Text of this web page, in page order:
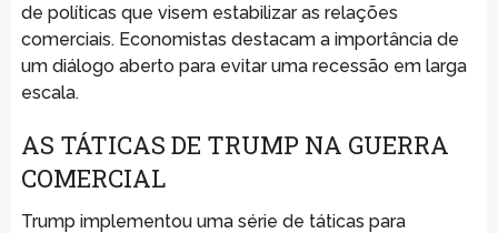
de políticas que visem estabilizar as relações
comerciais. Economistas destacam a importância de
um diálogo aberto para evitar uma recessão em larga
escala.
AS TÁTICAS DE TRUMP NA GUERRA
COMERCIAL
Trump implementou uma série de táticas para